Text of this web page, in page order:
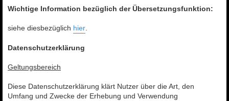
Wichtige Information bezüglich der Übersetzungsfunktion:
siehe diesbezüglich hier.
Datenschutzerklärung
Geltungsbereich
Diese Datenschutzerklärung klärt Nutzer über die Art, den
Umfang und Zwecke der Erhebung und Verwendung